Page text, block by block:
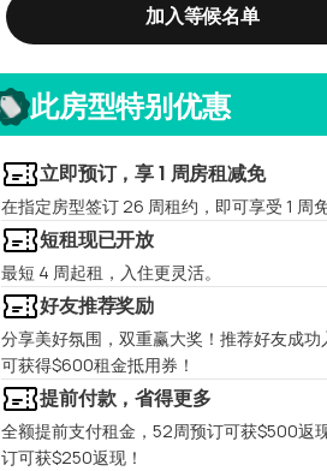
加入等候名单
此房型特别优惠
立即预订，享 1 周房租减免
在指定房型签订 26 周租约，即可享受 1 周
短租现已开放
最短 4 周起租，入住更灵活。
好友推荐奖励
分享美好氛围，双重赢大奖！推荐好友成功
可获得$600租金抵用券！
提前付款，省得更多
全额提前支付租金，52周预订可获$500返
订可获$250返现！